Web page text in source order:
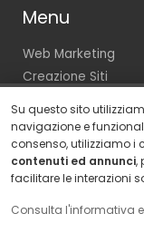
Menu
Web Marketing
Creazione Siti
Digital Magazine
Contattaci
Contatti
Via Rocca di
Su questo sito
navigazione e
consenso, utilizziamo i
contenuti ed annunci,
facilitare le interazioni
Consulta l'informativa